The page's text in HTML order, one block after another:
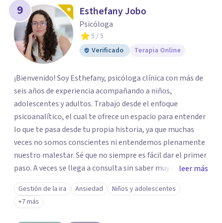
9 Esthefany Jobo
Psicóloga
5 / 5
Verificado
Terapia Online
¡Bienvenido! Soy Esthefany, psicóloga clínica con más de
seis años de experiencia acompañando a niños,
adolescentes y adultos. Trabajo desde el enfoque
psicoanalítico, el cual te ofrece un espacio para entender
lo que te pasa desde tu propia historia, ya que muchas
veces no somos conscientes ni entendemos plenamente
nuestro malestar. Sé que no siempre es fácil dar el primer
paso. A veces se llega a consulta sin saber muy bien qué
decir, o sintiendo que algo no anda bien pero sin poder
nombrarlo. Mi intención es acompañarte en ese proceso,
sin juicios y a tu propio ritmo, para que lo que hoy te pesa
pueda pensarse y transformarse.
leer más
Gestión de la ira Ansiedad
Niños y adolescentes
+7 más